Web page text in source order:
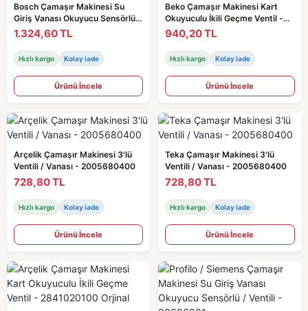
Bosch Çamaşır Makinesi Su
Giriş Vanası Okuyucu Sensörlü /
Ventili - 00606001
1.324,60 TL
Hızlı kargo Kolay iade
Ürünü İncele
Beko Çamaşır Makinesi Kart
Okuyuculu İkili Geçme Ventil -
2841020100 Orjinal
940,20 TL
Hızlı kargo Kolay iade
Ürünü İncele
Arçelik Çamaşır Makinesi 3'lü
Ventili / Vanası - 2005680400
728,80 TL
Hızlı kargo Kolay iade
Ürünü İncele
Teka Çamaşır Makinesi 3'lü
Ventili / Vanası - 2005680400
728,80 TL
Hızlı kargo Kolay iade
Ürünü İncele